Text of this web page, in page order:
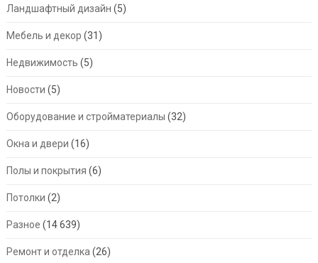
Ландшафтный дизайн (5)
Мебель и декор (31)
Недвижимость (5)
Новости (5)
Оборудование и стройматериалы (32)
Окна и двери (16)
Полы и покрытия (6)
Потолки (2)
Разное (14 639)
Ремонт и отделка (26)